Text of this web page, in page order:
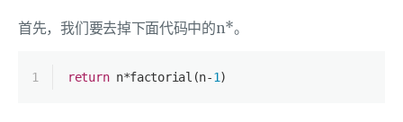
首先，我们要去掉下面代码中的n*。
1 return n*factorial(n-1)